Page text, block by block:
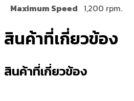
Maximum Speed 1,200 rpm.
สินค้าที่เกี่ยวข้อง
สินค้าที่เกี่ยวข้อง